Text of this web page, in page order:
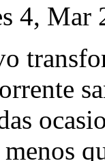
4, Mar